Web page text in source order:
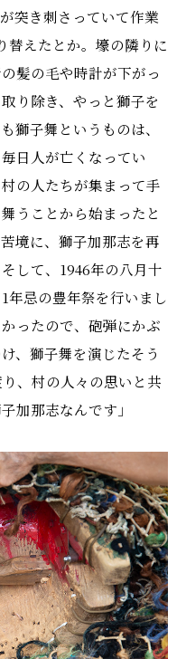
突き刺さっていて作業
替えたとか。壕の隣りに
髪の毛や時計が下がっ
り除き、やっと獅子を
獅子舞というものは、
日人が亡くなってい
の人たちが集まって手
うことから始まったと
境に、獅子加那志を再
して、1946年の八月十
年忌の豊年祭を行いまし
ったので、砲弾にかぶ
、獅子舞を演じたそう
、村の人々の思いと共
加那志なんです」